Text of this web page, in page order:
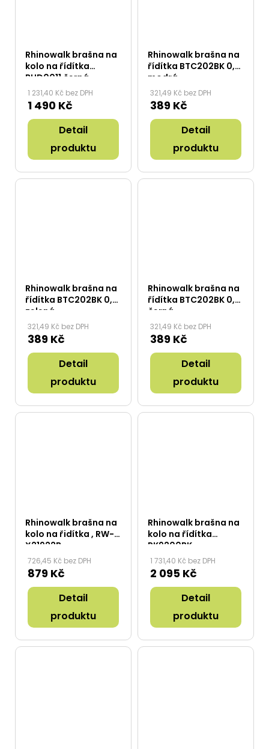
Rhinowalk brašna na
kolo na řídítka
BHD0011 černá
1 231,40 Kč bez DPH
1 490 Kč
Detail
produktu
Rhinowalk brašna na
řídítka BTC202BK 0,9l
modrá
321,49 Kč bez DPH
389 Kč
Detail
produktu
Rhinowalk brašna na
řídítka BTC202BK 0,9l
zelená
321,49 Kč bez DPH
389 Kč
Detail
produktu
Rhinowalk brašna na
řídítka BTC202BK 0,9l
černá
321,49 Kč bez DPH
389 Kč
Detail
produktu
Rhinowalk brašna na
kolo na řidítka , RW-
X21922B
726,45 Kč bez DPH
879 Kč
Detail
produktu
Rhinowalk brašna na
kolo na řídítka
RK9200BK
1 731,40 Kč bez DPH
2 095 Kč
Detail
produktu